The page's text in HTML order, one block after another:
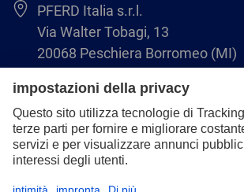
PFERD Italia s.r.l.
Via Walter Tobagi, 13
20068 Peschiera Borromeo (MI)
02-55.30.24.86
infoitalia@pferd.com
02-55.30.25.18